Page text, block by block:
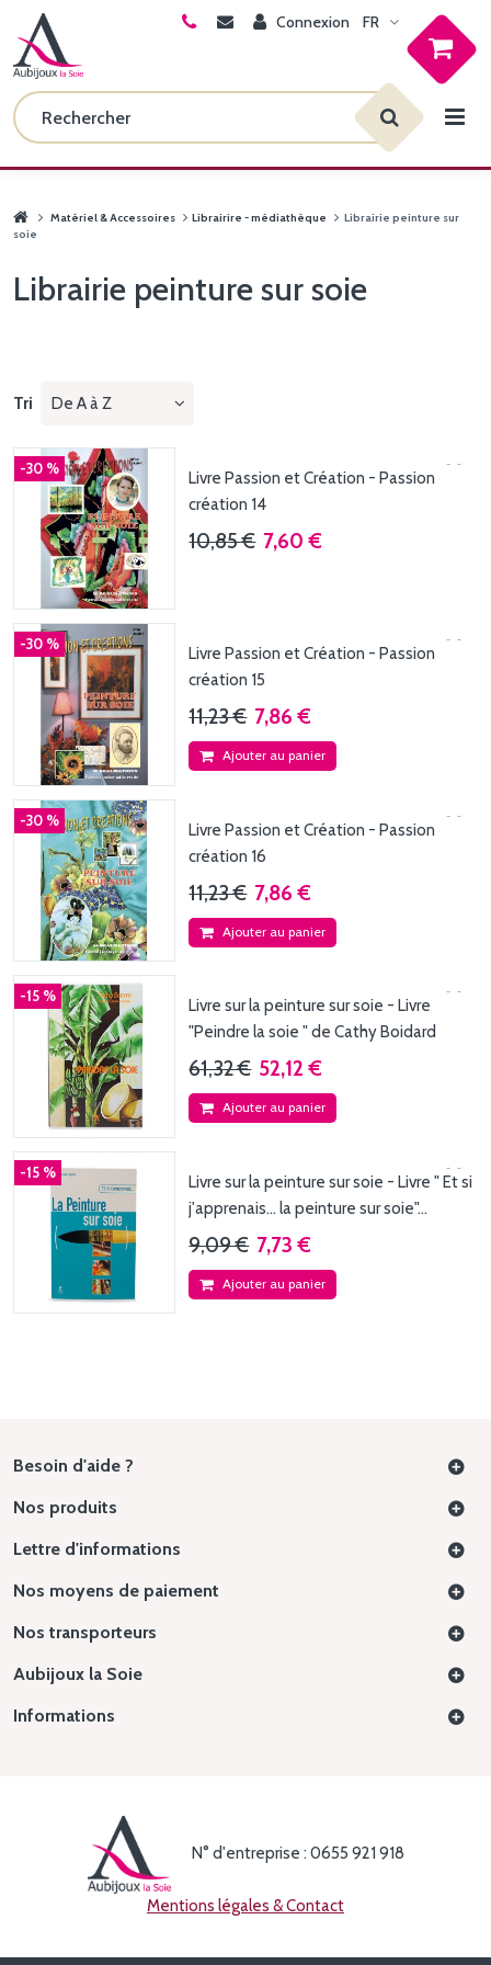
FR
Connexion
Matériel & Accessoires Librairire - médiathèque
Librairie peinture sur
soie
Librairie peinture sur soie
Tri De A à Z
-30 %
Livre Passion et Création - Passion
création 14
10,85 € 7,60 €
-30 %
Livre Passion et Création - Passion
création 15
11,23 € 7,86 €
Ajouter au panier
-30 %
Livre Passion et Création - Passion
création 16
11,23 € 7,86 €
Ajouter au panier
-15 %
Livre sur la peinture sur soie - Livre
"Peindre la soie " de Cathy Boidard
61,32 € 52,12 €
Ajouter au panier
-15 %
Livre sur la peinture sur soie - Livre " Et si
j'apprenais... la peinture sur soie"...
9,09 € 7,73 €
Ajouter au panier
Besoin d'aide ?
Nos produits
Lettre d'informations
Nos moyens de paiement
Nos transporteurs
Aubijoux la Soie
Informations
N° d'entreprise : 0655 921 918
Mentions légales & Contact